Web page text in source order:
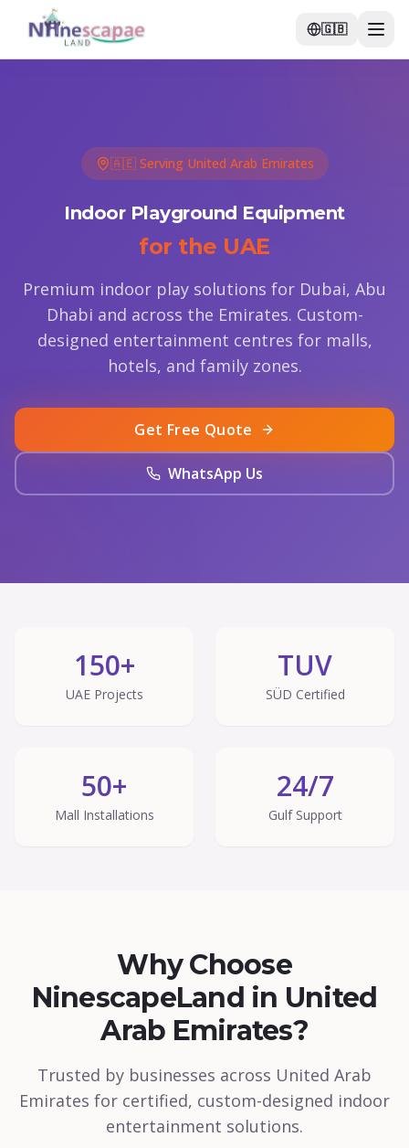
🇬🇧
🇦🇪 Serving United Arab Emirates
Indoor Playground Equipment
for the UAE
Premium indoor play solutions for Dubai, Abu
Dhabi and across the Emirates. Custom-
designed entertainment centres for malls,
hotels, and family zones.
Get Free Quote
WhatsApp Us
150+
UAE Projects
TUV
SÜD Certified
50+
Mall Installations
24/7
Gulf Support
Why Choose
NinescapeLand in United
Arab Emirates?
Trusted by businesses across United Arab
Emirates for certified, custom-designed indoor
entertainment solutions.